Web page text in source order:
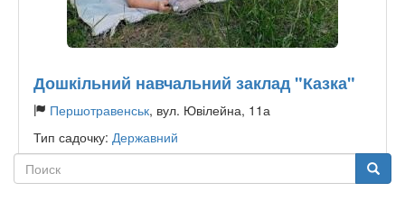
Дошкільний навчальний заклад "Казка"
Першотравенськ, вул. Ювілейна, 11а
Тип садочку: Державний
Поиск
Поиск